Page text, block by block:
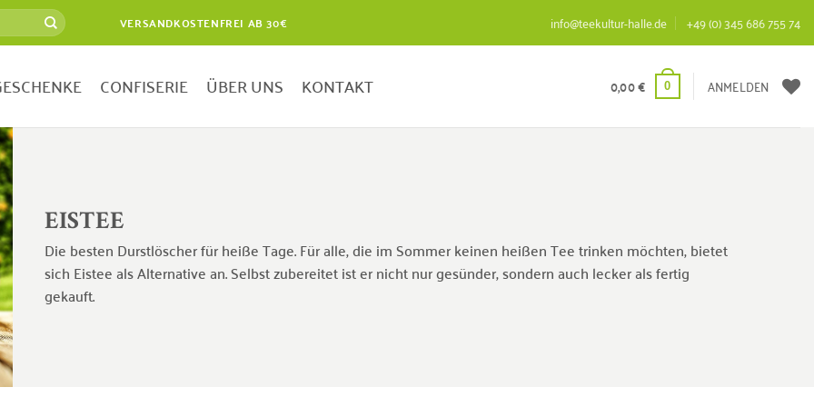
VERSANDKOSTENFREI AB 30€ info@teekultur-halle.de +49 (0) 345 686 755 74
CONFISERIE ÜBER UNS KONTAKT 0,00€ 0 ANMELDEN
EISTEE
Die besten Durstlöscher für heiße Tage. Für alle, die im Sommer keinen heißen Tee trinken möchten, bietet
sich Eistee als Alternative an. Selbst zubereitet ist er nicht nur gesünder, sondern auch lecker als fertig
gekauft.